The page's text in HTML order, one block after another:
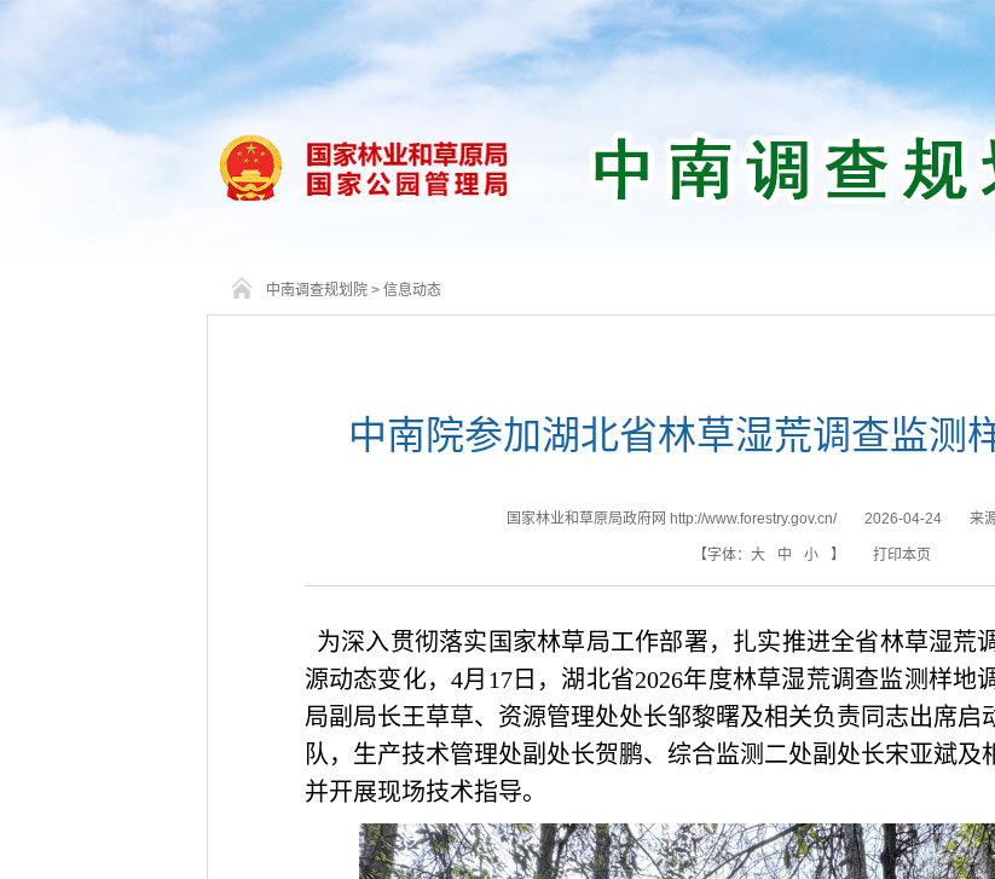
中南调查规划院 > 信息动态
中南院参加湖北省林草湿荒调查监测
国家林业和草原局政府网 http://www.forestry.gov.cn/ 2026-04-24 来
【字体： 大 中 小 】 打印本页
为深入贯彻落实国家林草局工作部署， 扎实推进全省林草湿荒
源动态变化， 4月17日，湖北省2026年度林草湿荒调查监测样地
局副局长王草草、资源管理处处长邹黎曙及相关负责同志出席启
队 ，生产技术管理处副处长贺鹏、综合监测二处副处长宋亚斌及
并开展现场技术指导。